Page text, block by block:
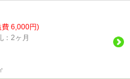
費 6,000円)
：2ヶ月